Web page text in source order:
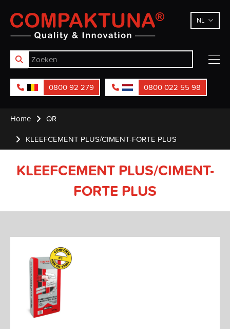
Compaktuna NL
0800 92 279 0800 022 55 98
Home
QR
KLEEFCEMENT PLUS/CIMENT-FORTE PLUS
KLEEFCEMENT PLUS/CIMENT-
FORTE PLUS